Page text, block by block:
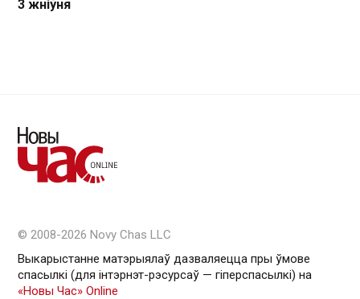
3 жніўня
© 2008-2026 Novy Chas LLC
Выкарыстанне матэрыялаў дазваляецца пры ўмове
спасылкі (для інтэрнэт-рэсурсаў — гiперспасылкi) на
«Новы Час» Online